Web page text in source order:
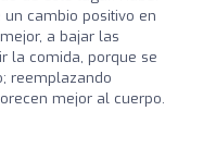
un cambio positivo en
a bajar las
la comida, porque se
reemplazando
mejor al cuerpo.